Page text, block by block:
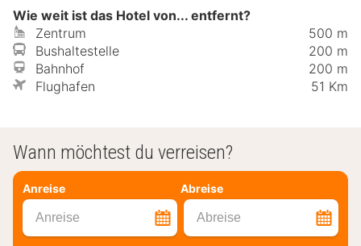
Wie weit ist das Hotel von... entfernt?
Zentrum
500 m
Bushaltestelle
200 m
Bahnhof
200 m
Flughafen
51 Km
Wann möchtest du verreisen?
Anreise Abreise
Anreise Abreise